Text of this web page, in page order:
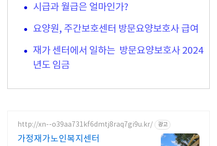
시급과 월급은 얼마인가?
요양원, 주간보호센터 방문요양보호사 급여
재가 센터에서 일하는 방문요양보호사 2024
년도 임금
http://xn--o39aa731kf6dmtj8raq7gi9u.kr/ 광고
가정재가노인복지센터